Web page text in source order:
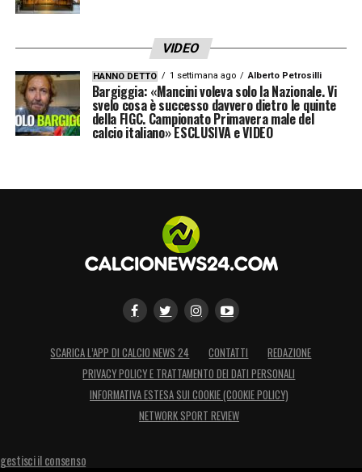
VIDEO
HANNO DETTO 1 settimana ago Alberto Petrosilli
Bargiggia: «Mancini voleva solo la Nazionale. Vi
svelo cosa è successo davvero dietro le quinte
della FIGC. Campionato Primavera male del
calcio italiano» ESCLUSIVA e VIDEO
SCARICA L’APP DI CALCIO NEWS 24 CONTATTI
REDAZIONE
PRIVACY POLICY E TRATTAMENTO DEI DATI PERSONALI
INFORMATIVA ESTESA SUI COOKIE (COOKIE POLICY)
NETWORK SPORT REVIEW
gestisci il consenso